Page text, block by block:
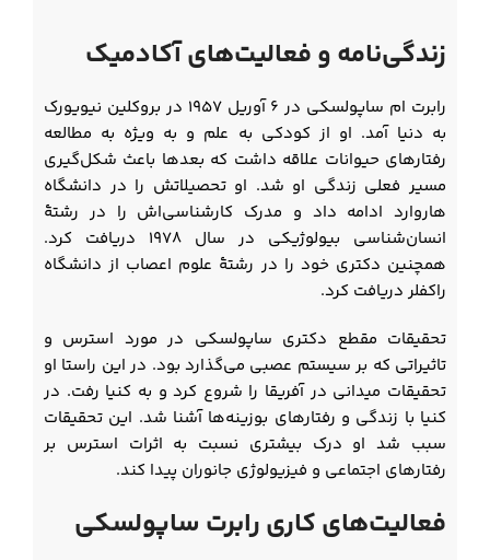
زندگی‌نامه و فعالیت‌های آکادمیک
رابرت ام ساپولسکی در ۶ آوریل ۱۹۵۷ در بروکلین نیویورک
به دنیا آمد. او از کودکی به علم و به ویژه به مطالعه
رفتارهای حیوانات علاقه داشت که بعدها باعث شکل‌گیری
مسیر فعلی زندگی او شد. او تحصیلاتش را در دانشگاه
هاروارد ادامه داد و مدرک کارشناسی‌اش را در رشتۀ
انسان‌شناسی بیولوژیکی در سال ۱۹۷۸ دریافت کرد.
همچنین دکتری خود را در رشتۀ علوم اعصاب از دانشگاه
راکفلر دریافت کرد.
تحقیقات مقطع دکتری ساپولسکی در مورد استرس و
تاثیراتی که بر سیستم عصبی می‌گذارد بود. در این راستا او
تحقیقات میدانی در آفریقا را شروع کرد و به کنیا رفت. در
کنیا با زندگی و رفتارهای بوزینه‌ها آشنا شد. این تحقیقات
سبب شد او درک بیشتری نسبت به اثرات استرس بر
رفتارهای اجتماعی و فیزیولوژی جانوران پیدا کند.
فعالیت‌های کاری رابرت ساپولسکی